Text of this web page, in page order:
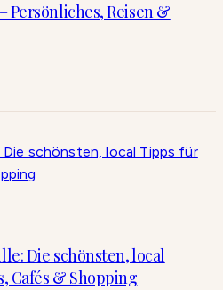
Persönliches, Reisen &
Die schönsten, local
Cafés & Shopping